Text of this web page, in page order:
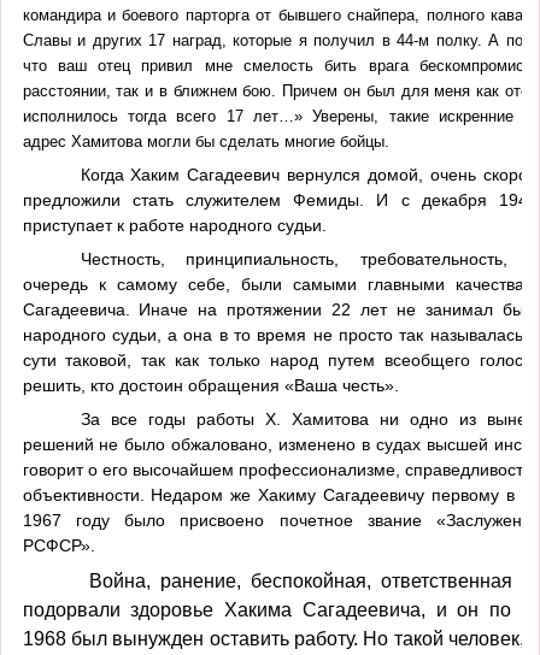
командира и боевого парторга от бывшего снайпера, полного
Славы и других 17 наград, которые я получил в 44-м полку. А
что ваш отец привил мне смелость бить врага
расстоянии, так и в ближнем бою. Причем он был для меня как
исполнилось тогда всего 17 лет…» Уверены, такие искренние
адрес Хамитова могли бы сделать многие бойцы.
Когда Хаким Сагадеевич вернулся домой, очень скоро
предложили стать служителем Фемиды. И с декабря
приступает к работе народного судьи.
Честность, принципиальность, требовательность,
очередь к самому себе, были самыми главными
Сагадеевича. Иначе на протяжении 22 лет не занимал бы
народного судьи, а она в то время не просто так называлась,
сути таковой, так как только народ путем всеобщего
решить, кто достоин обращения «Ваша честь».
За все годы работы Х. Хамитова ни одно из
решений не было обжаловано, изменено в судах высшей
говорит о его высочайшем профессионализме, справедливости,
объективности. Недаром же Хакиму Сагадеевичу первому в
1967 году было присвоено почетное звание
РСФСР».
Война, ранение, беспокойная, ответственная
подорвали здоровье Хакима Сагадеевича, и он по
1968 был вынужден оставить работу. Но такой человек,